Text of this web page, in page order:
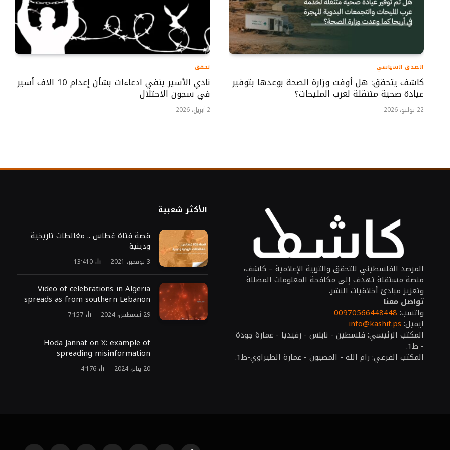
الصدق السياسي
كاشف يتحقق: هل أوفت وزارة الصحة بوعدها بتوفير
عيادة صحية متنقلة لعرب المليحات؟
22 يوليو، 2026
تحقق
نادي الأسير ينفي ادعاءات بشأن إعدام 10 الاف أسير
في سجون الاحتلال
2 أبريل، 2026
المرصد الفلسطيني للتحقق والتربية الإعلامية – كاشف،
منصة مستقلة تهدف إلى مكافحة المعلومات المضللة
وتعزيز مبادئ أخلاقيات النشر.
تواصل معنا
واتسب: 00970566448448
ايميل: info@kashif.ps
المكتب الرئيسي: فلسطين - نابلس - رفيديا - عمارة جودة
- ط1.
المكتب الفرعي: رام الله - المصيون - عمارة الطيراوي-ط1.
الأكثر شعبية
قصة فتاة غطاس .. مغالطات تاريخية
ودينية
3 نوفمبر، 2021 13٬410
Video of celebrations in Algeria
spreads as from southern Lebanon
29 أغسطس، 2024 7٬157
Hoda Jannat on X: example of
spreading misinformation
20 يناير، 2024 4٬176